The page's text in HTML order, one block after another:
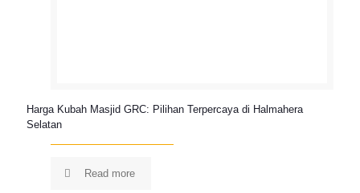
Harga Kubah Masjid GRC: Pilihan Terpercaya di Halmahera
Selatan
Read more